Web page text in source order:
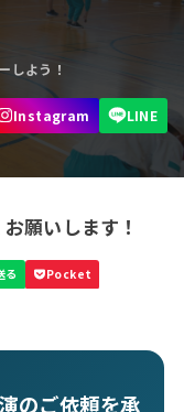
願いします！
のご依頼を承